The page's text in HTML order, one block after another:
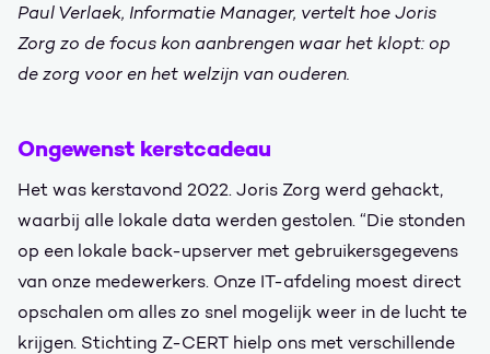
Paul Verlaek, Informatie Manager, vertelt hoe Joris
Zorg zo de focus kon aanbrengen waar het klopt: op
de zorg voor en het welzijn van ouderen.
Ongewenst kerstcadeau
Het was kerstavond 2022. Joris Zorg werd gehackt,
waarbij alle lokale data werden gestolen. “Die stonden
op een lokale back-upserver met gebruikersgegevens
van onze medewerkers. Onze IT-afdeling moest direct
opschalen om alles zo snel mogelijk weer in de lucht te
krijgen. Stichting Z-CERT hielp ons met verschillende